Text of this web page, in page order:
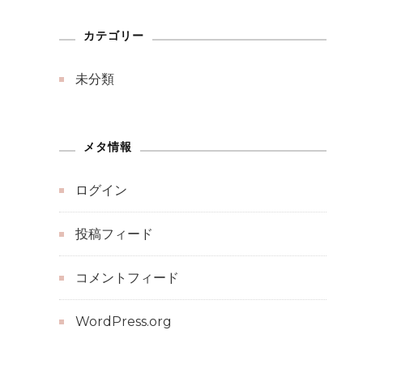
カテゴリー
未分類
メタ情報
ログイン
投稿フィード
コメントフィード
WordPress.org